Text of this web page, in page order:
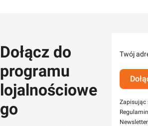
Dołącz do
programu
lojalnościowe
go
Twój
Zapisując